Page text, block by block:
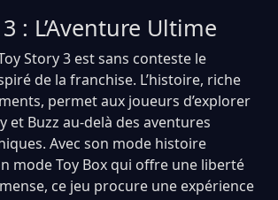
: L’Aventure Ultime
Story 3 est sans conteste le
de la franchise. L’histoire, riche
permet aux joueurs d’explorer
et Buzz au-delà des aventures
Avec son mode histoire
mode Toy Box qui offre une liberté
ce jeu procure une expérience